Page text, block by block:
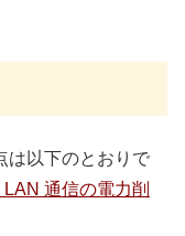
は以下のとおりで
LAN 通信の電力削